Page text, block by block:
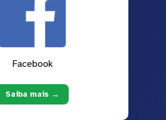
Facebook
Saiba mais →